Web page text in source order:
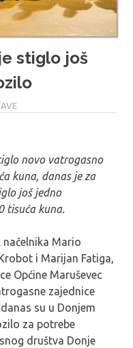
stiglo još
novo vatrogasno
kuna, danas je za
još jedno
tisuća kuna.
načelnika Mario
i Marijan Fatiga,
Općine Maruševec
zajednice
su u Donjem
za potrebe
društva Donje